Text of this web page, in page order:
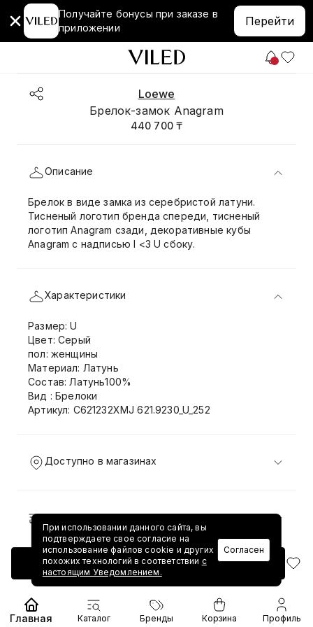
Получайте бонусы при заказе в
приложении
Перейти
Loewe
Брелок-замок Anagram
440 700 ₸
Добавить в корзину
Описание
Брелок в виде замка из серебристой латуни.
Тисненый логотип бренда спереди, тисненый
логотип Anagram сзади, декоративные кубы
Anagram с надписью I <3 U сбоку.
Характеристики
Размер: U
Цвет: Серый
пол: женщины
Материал: Латунь
Состав: Латунь100%
Вид : Брелоки
Артикул: C621232XMJ 621.9230_U_252
Доступно в магазинах
Доставка и возврат
При использовании данного сайта, вы
подтверждаете свое согласие на
использование файлов cookie и других
похожих технологий в соответствии с
настоящим Уведомлением.
Согласен
Главная Каталог Бренды Корзина Профиль